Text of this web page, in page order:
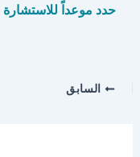
حدد موعداً للاستشارة
السابق